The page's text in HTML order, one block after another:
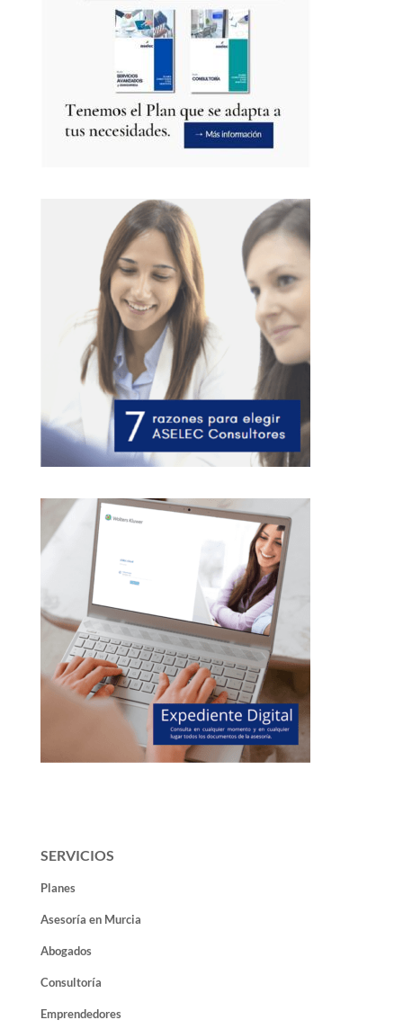
SERVICIOS
Planes
Asesoría en Murcia
Abogados
Consultoría
Emprendedores